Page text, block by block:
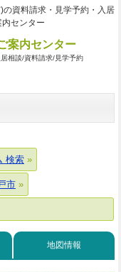
資料請求・見学予約・入居
センター
案内センター
相談/資料請求/見学予約
検索
市
地図情報